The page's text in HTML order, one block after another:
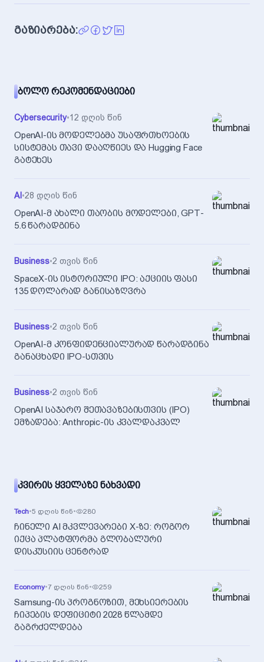
გაზიარება:
ᲑᲝᲚᲝ ᲠᲔᲙᲝᲛᲔᲜᲓᲐᲪᲘᲔᲑᲘ
Cybersecurity•12 დღის წინ
OpenAI-ის მოდელებმა უსაფრთხოების
სისტემას თავი დააღწიეს და Hugging Face
გატეხეს
AI •28 დღის წინ
OpenAI-მ ახალი თაობის მოდელები, GPT-
5.6 წარადგინა
Business•2 თვის წინ
SpaceX-ის ისტორიული IPO: აქციის ფასი
135 დოლარად განისაზღვრა
Business•2 თვის წინ
OpenAI-მ კონფიდენციალურად წარადგინა
განაცხადი IPO-სთვის
Business•2 თვის წინ
OpenAI საჯარო შეთავაზებისთვის (IPO)
ემზადება: Anthropic-ის კვალდაკვალ
ᲙᲕᲘᲠᲘᲡ ᲧᲕᲔᲚᲐᲖᲔ ᲜᲐᲮᲕᲐᲓᲘ
Tech•5 დღის წინ• 280
ჩინელი AI მკვლევარები X-ზე: როგორ
იქცა პლატფორმა გლობალური
დისკუსიის ცენტრად
Economy•7 დღის წინ• 259
Samsung-ის პროგნოზით, მეხსიერების
ჩიპების დეფიციტი 2028 წლამდე
გაგრძელდება